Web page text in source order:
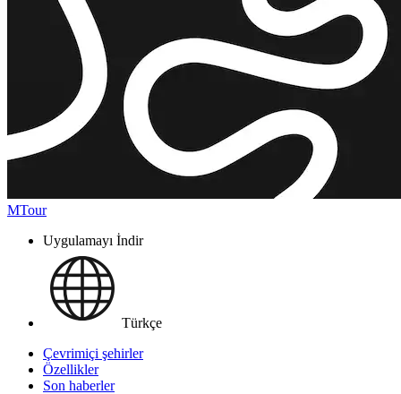
MTour
Uygulamayı İndir
Türkçe
Çevrimiçi şehirler
Özellikler
Son haberler